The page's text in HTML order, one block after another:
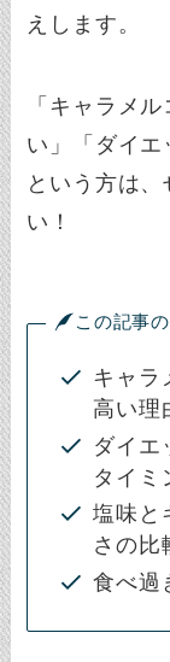
えします。
「キャラメ
い」「ダイエ
という方は
い！
この記事
キャラ
高い理
ダイエ
タイミ
塩味と
さの比
食べ過